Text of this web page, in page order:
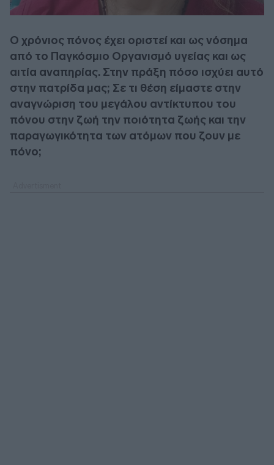
Ο χρόνιος πόνος έχει οριστεί και ως νόσημα
από το Παγκόσμιο Οργανισμό υγείας και ως
αιτία αναπηρίας. Στην πράξη πόσο ισχύει αυτό
στην πατρίδα μας; Σε τι θέση είμαστε στην
αναγνώριση του μεγάλου αντίκτυπου του
πόνου στην ζωή την ποιότητα ζωής και την
παραγωγικότητα των ατόμων που ζουν με
πόνο;